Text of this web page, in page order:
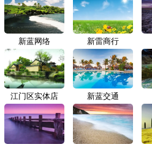
新蓝网络 新雷商行
江门区实体店 新蓝交通